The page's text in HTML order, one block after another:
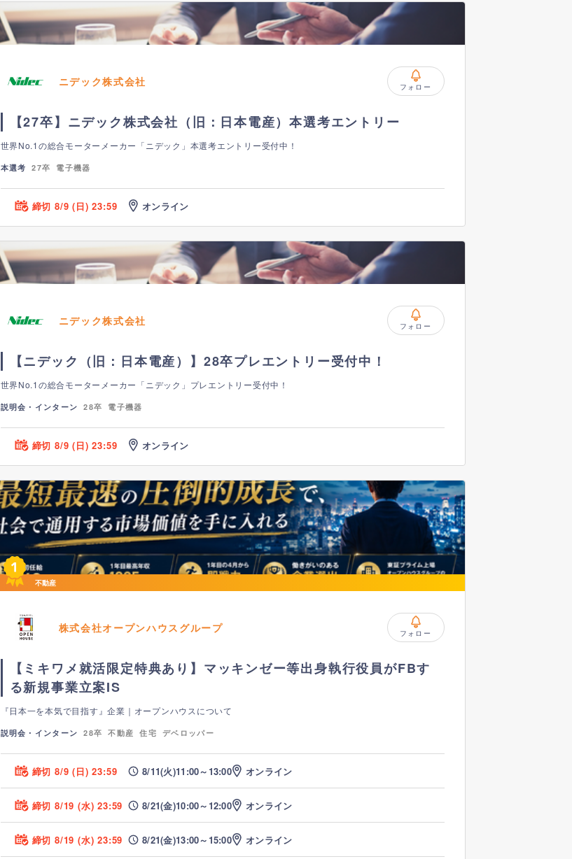
ニデック株式会社 フォロー
【27卒】ニデック株式会社（旧：日本電産）本選考エントリー
世界No.1の総合モーターメーカー「ニデック」本選考エントリー受付中！
本選考 27卒 電子機器
締切 8/9 (日) 23:59 オンライン
ニデック株式会社 フォロー
【ニデック（旧：日本電産）】28卒プレエントリー受付中！
世界No.1の総合モーターメーカー「ニデック」プレエントリー受付中！
説明会・インターン 28卒 電子機器
締切 8/9 (日) 23:59 オンライン
不動産
株式会社オープンハウスグループ フォロー
【ミキワメ就活限定特典あり】マッキンゼー等出身執行役員がFBす
る新規事業立案IS
『日本一を本気で目指す』企業｜オープンハウスについて
説明会・インターン 28卒 不動産 住宅 デベロッパー
締切 8/9 (日) 23:59 8/11(火)11:00～ 13:00 オンライン
締切 8/19 (水) 23:59 8/21(金)10:00～ 12:00 オンライン
締切 8/19 (水) 23:59 8/21(金)13:00～ 15:00 オンライン